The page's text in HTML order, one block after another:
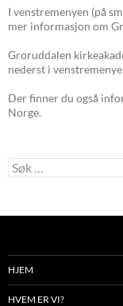
I venstremenyen (på
mer informasjon om
Groruddalen
nederst i
Der finner du også
Norge.
Søk
etter:
HJEM
HVEM ER VI?